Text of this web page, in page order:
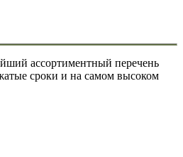
ассортиментный перечень
сроки и на самом высоком